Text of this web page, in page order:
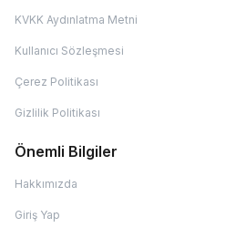
KVKK Aydınlatma Metni
Kullanıcı Sözleşmesi
Çerez Politikası
Gizlilik Politikası
Önemli Bilgiler
Hakkımızda
Giriş Yap